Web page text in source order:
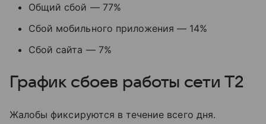
Общий сбой — 77%
Сбой мобильного приложения — 14%
Сбой сайта — 7%
График сбоев работы сети T2
Жалобы фиксируются в течение всего дня.